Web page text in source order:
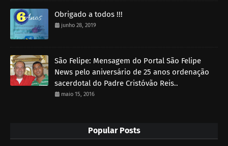
Obrigado a todos !!!
junho 28, 2019
São Felipe: Mensagem do Portal São Felipe
News pelo aniversário de 25 anos ordenação
sacerdotal do Padre Cristóvão Reis..
maio 15, 2016
Popular Posts